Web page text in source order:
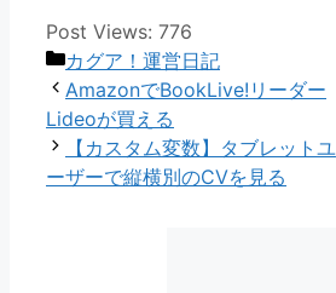
Post Views: 776
カ
テ
ゴ
リ
ー
カグア！運営日記
AmazonでBookLive!リーダー
Lideoが買える
【カスタム変数】タブレットユ
ーザーで縦横別のCVを見る